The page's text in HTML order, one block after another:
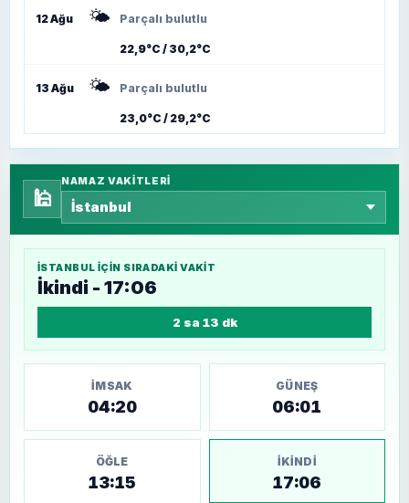
12 Ağu 🌤️ Parçalı bulutlu
22,9°C / 30,2°C
13 Ağu 🌤️ Parçalı bulutlu
23,0°C / 29,2°C
🕌
NAMAZ VAKITLERI
İSTANBUL IÇIN SIRADAKI VAKIT
İkindi - 17:06
2 sa 13 dk
İMSAK
04:20
GÜNEŞ
06:01
ÖĞLE
13:15
İKINDI
17:06